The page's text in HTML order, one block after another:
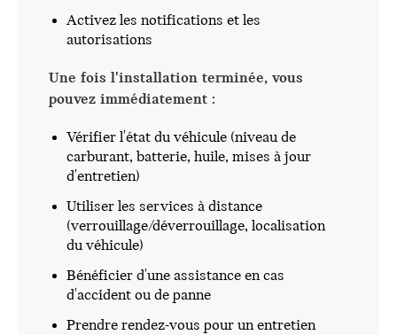
Activez les notifications et les
autorisations
Une fois l'installation terminée, vous
pouvez immédiatement :
Vérifier l'état du véhicule (niveau de
carburant, batterie, huile, mises à jour
d'entretien)
Utiliser les services à distance
(verrouillage/déverrouillage, localisation
du véhicule)
Bénéficier d'une assistance en cas
d'accident ou de panne
Prendre rendez-vous pour un entretien